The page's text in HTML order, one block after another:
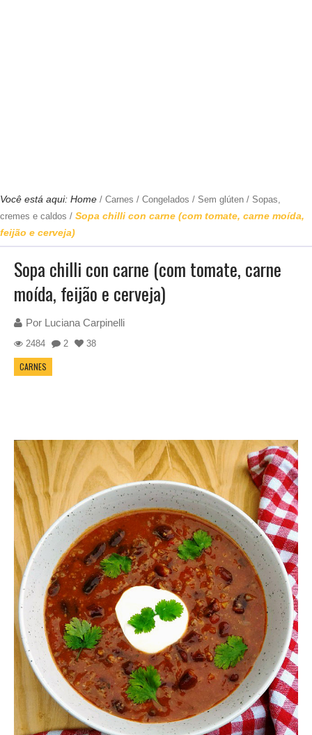
Você está aqui: Home / Carnes / Congelados / Sem glúten / Sopas,
cremes e caldos / Sopa chilli con carne (com tomate, carne moída,
feijão e cerveja)
Sopa chilli con carne (com tomate, carne
moída, feijão e cerveja)
Por Luciana Carpinelli
2484 2 38
CARNES